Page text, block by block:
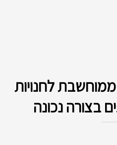
לחנויות